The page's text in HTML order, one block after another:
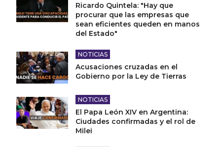
Ricardo Quintela: "Hay que
procurar que las empresas que
sean eficientes queden en manos
del Estado"
NOTICIAS
Acusaciones cruzadas en el
Gobierno por la Ley de Tierras
NOTICIAS
El Papa León XIV en Argentina:
Ciudades confirmadas y el rol de
Milei